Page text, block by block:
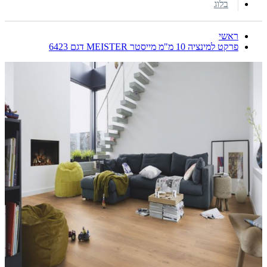
בלוג
ראשי
פרקט למינציה 10 מ"מ מייסטר MEISTER דגם 6423